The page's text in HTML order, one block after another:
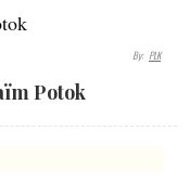
By: PLK
Potok